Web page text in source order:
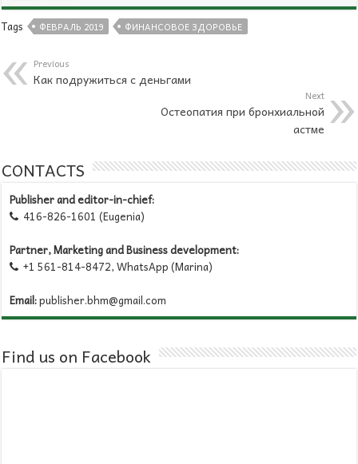
Tags ФЕВРАЛЬ 2019 ФИНАНСОВОЕ ЗДОРОВЬЕ
Previous
Как подружиться с деньгами
Next
Остеопатия при бронхиальной
астме
CONTACTS
Publisher and editor-in-chief:
 416-826-1601 (Eugenia)
Partner, Marketing and Business development:
 +1 561-814-8472, WhatsApp (Marina)
Email:publisher.bhm@gmail.com
Find us on Facebook